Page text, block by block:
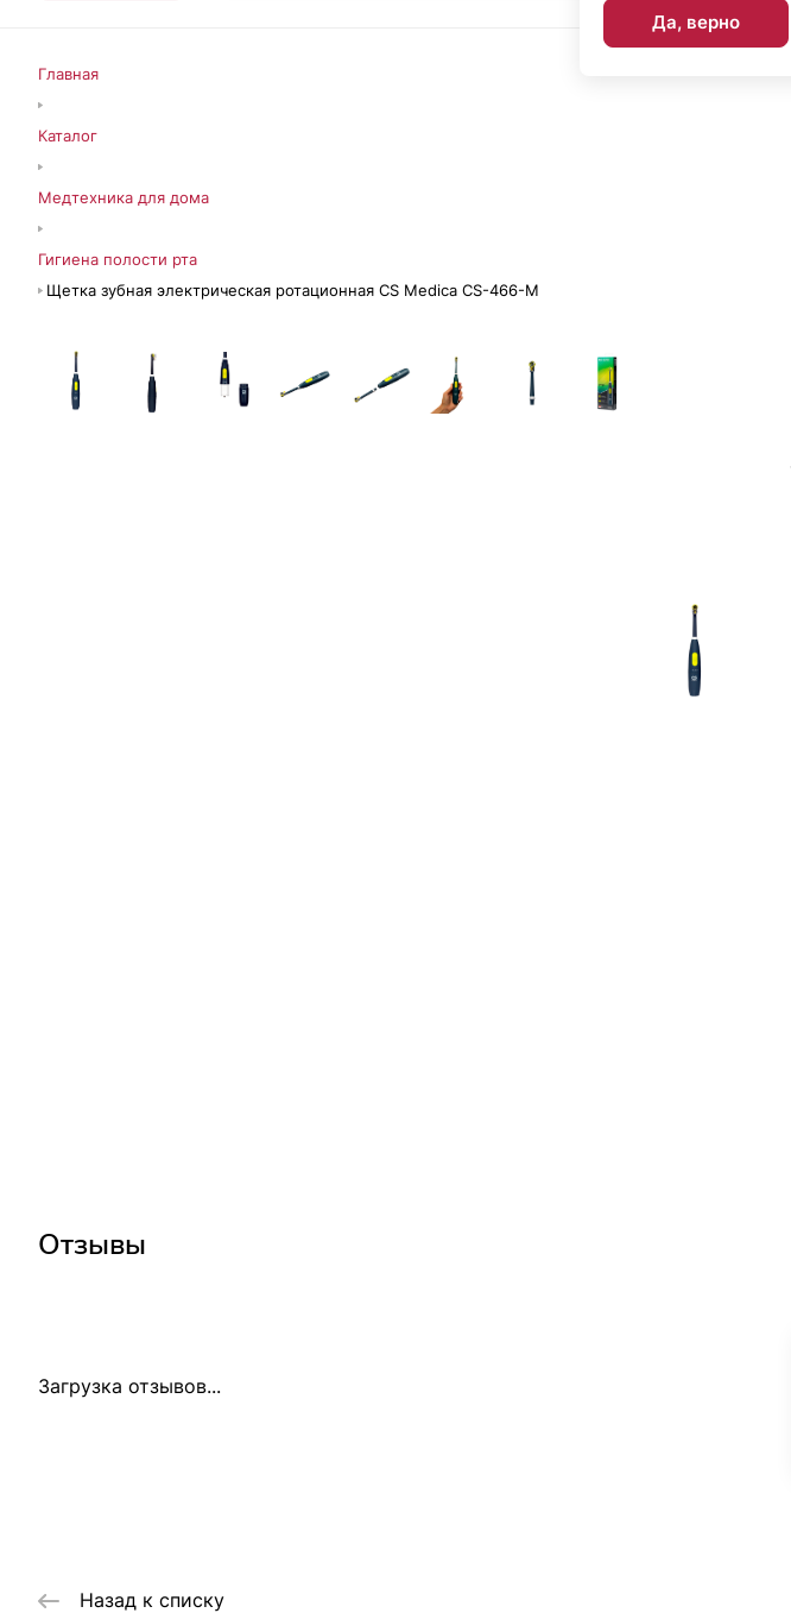
Да, верно
Главная
Каталог
Медтехника для дома
Гигиена полости рта
Щетка зубная электрическая ротационная CS Medica CS-466-М
Отзывы
Загрузка отзывов...
Назад к списку